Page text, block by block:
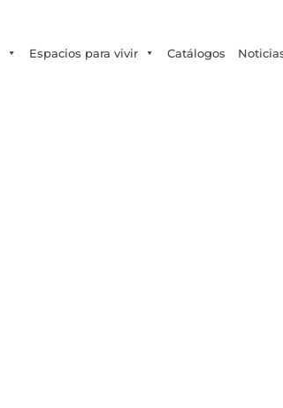
Espacios para vivir Catálogos